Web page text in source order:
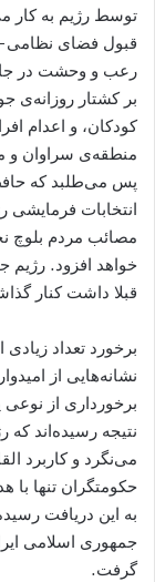
توسط رژیم به کار
قبول فضای نظامی-
رعب و وحشت در
بر کشتار روزانه‌ی
کودکان، و اعدام
منطقه‌ی سراوان و
پس می‌طلبد که
انتخابات فرمایشی
مصائب مردم بلوچ
خواهد افزود. رژیم
قبلا داشت کنار
برخورد تعداد
نشانه‌هایی از
برخورداری از
نتیجه رسیده‌اند
می‌نگرد و کاربرد
حکومتگران تنها
به این دریافت
جمهوری اسلامی
گرفت.